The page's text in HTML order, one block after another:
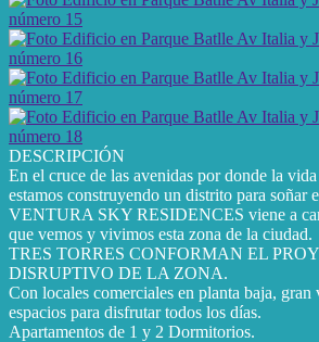
DESCRIPCIÓN
En el cruce de las avenidas por donde la
estamos construyendo un distrito para soñar
VENTURA SKY RESIDENCES viene a
que vemos y vivimos esta zona de la ciudad.
TRES TORRES CONFORMAN EL
DISRUPTIVO DE LA ZONA.
Con locales comerciales en planta baja, gran
espacios para disfrutar todos los días.
Apartamentos de 1 y 2 Dormitorios.